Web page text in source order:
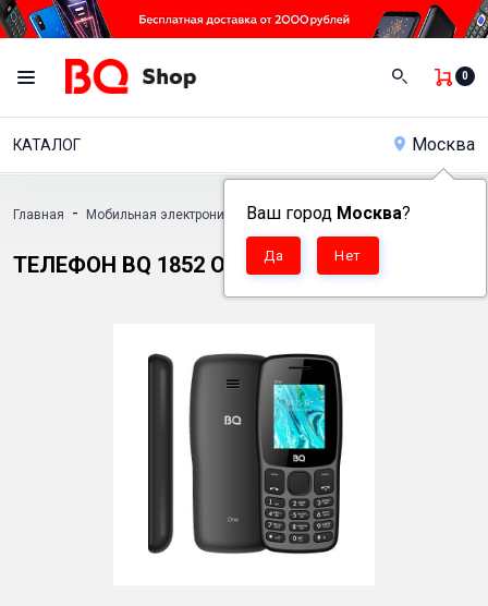
0
КАТАЛОГ Москва
Ваш город Москва?
Главная - Мобильная электроника - Кнопочные телефоны -
ТЕЛЕФОН BQ 1852 ONE